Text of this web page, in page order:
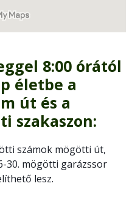
8:00 órától
életbe a
út és a
szakaszon:
számok mögötti út,
30. mögötti garázssor
lesz.